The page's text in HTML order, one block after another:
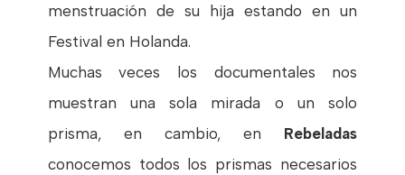
menstruación de su hija estando en un
Festival en Holanda.
Muchas veces los documentales nos
muestran una sola mirada o un solo
prisma, en cambio, en Rebeladas
conocemos todos los prismas necesarios